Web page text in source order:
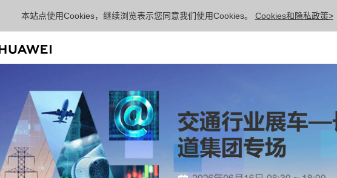
本站点使用Cookies，继续浏览表示您同意我们使用Cookies。 Cookies和隐私政策>